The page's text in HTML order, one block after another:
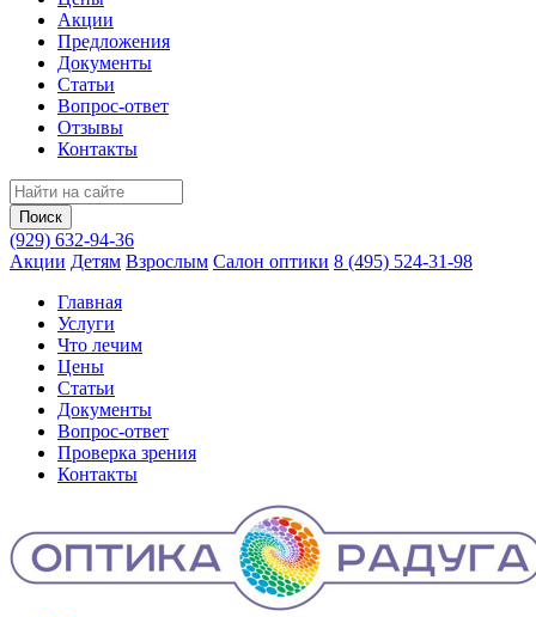
Акции
Предложения
Документы
Статьи
Вопрос-ответ
Отзывы
Контакты
(929) 632-94-36
Акции Детям Взрослым Салон оптики 8 (495) 524-31-98
Главная
Услуги
Что лечим
Цены
Статьи
Документы
Вопрос‑ответ
Проверка зрения
Контакты